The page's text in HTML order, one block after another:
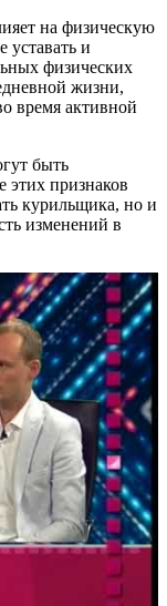
на физическую
уставать и
физических
жизни,
время активной
быть
признаков
курильщика, но и
изменений в